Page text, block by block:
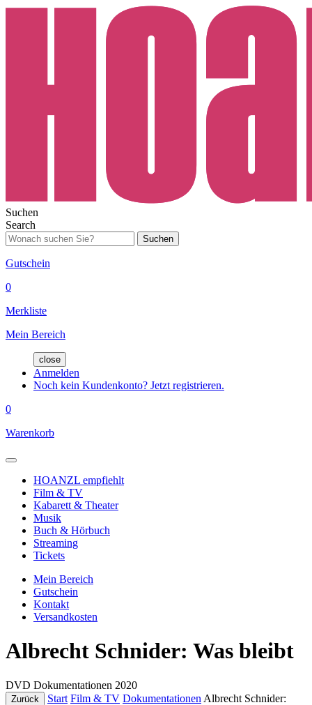
Suchen
Search
Suchen
Gutschein
0
Merkliste
Mein Bereich
close
Anmelden
Noch kein Kundenkonto? Jetzt registrieren.
0
Warenkorb
HOANZL empfiehlt
Film & TV
Kabarett & Theater
Musik
Buch & Hörbuch
Streaming
Tickets
Mein Bereich
Gutschein
Kontakt
Versandkosten
Albrecht Schnider: Was bleibt
DVD Dokumentationen 2020
Zurück Start Film & TV Dokumentationen Albrecht Schnider: